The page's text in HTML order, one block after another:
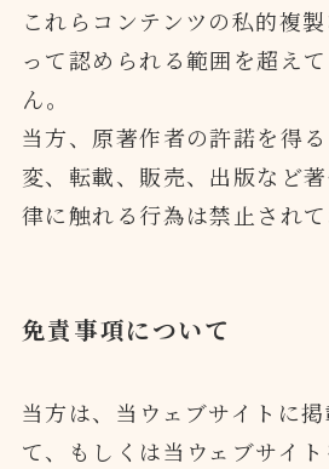
これらコンテンツの私的複
って認められる範囲を超え
ん。
当方、原著作者の許諾を得
変、転載、販売、出版など
律に触れる行為は禁止されて
免責事項について
当方は、当ウェブサイトに
て、もしくは当ウェブサイ